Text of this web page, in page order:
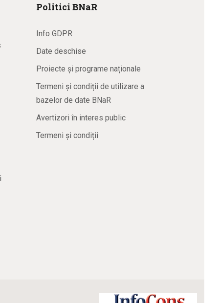
Politici BNaR
Info GDPR
Date deschise
Proiecte și programe naționale
Termeni și condiții de utilizare a
bazelor de date BNaR
Avertizori în interes public
Termeni și condiții